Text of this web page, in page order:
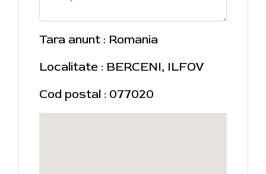
Tara anunt : Romania
Localitate : BERCENI, ILFOV
Cod postal : 077020